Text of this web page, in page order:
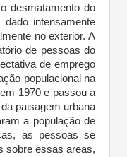
desmatamento do
intensamente
no exterior. A
de pessoas do
de emprego
populacional na
1970 e passou a
paisagem urbana
a população de
as pessoas se
sobre essas areas,